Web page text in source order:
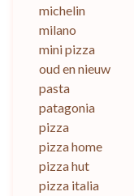
michelin
milano
mini pizza
oud en nieuw
pasta
patagonia
pizza
pizza home
pizza hut
pizza italia